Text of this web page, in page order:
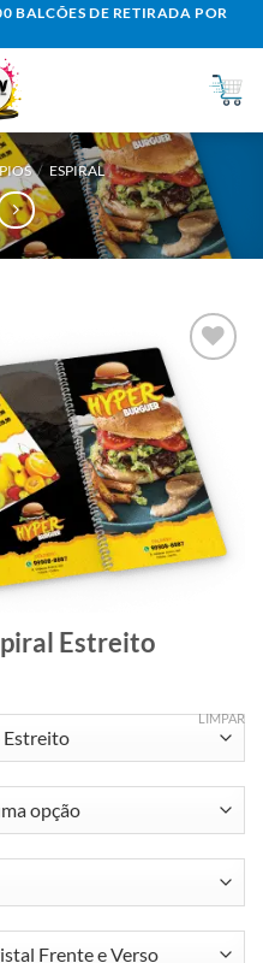
BALCÕES DE RETIRADA POR
/ ESPIRAL
Add to
wishlist
Estreito
LIMPAR